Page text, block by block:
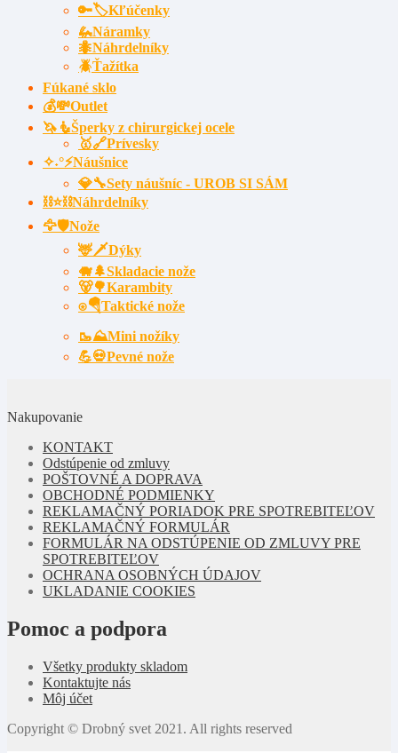
🔑🏷️Kľúčenky
🦗Náramky
🐜Náhrdelníky
🪲Ťažítka
Fúkané sklo
💰💸Outlet
🦄🧜Šperky z chirurgickej ocele
🥇🔗Prívesky
✧˖°⚡Náušnice
💎🔧Sety náušníc - UROB SI SÁM
⛓⭐⛓️Náhrdelníky
🦅🛡️Nože
🦌🗡Dýky
🐗🌲Skladacie nože
🐻🌳Karambity
⍟🪂Taktické nože
🥾⛰️Mini nožíky
💪💀Pevné nože
Nakupovanie
KONTAKT
Odstúpenie od zmluvy
POŠTOVNÉ A DOPRAVA
OBCHODNÉ PODMIENKY
REKLAMAČNÝ PORIADOK PRE SPOTREBITEĽOV
REKLAMAČNÝ FORMULÁR
FORMULÁR NA ODSTÚPENIE OD ZMLUVY PRE
SPOTREBITEĽOV
OCHRANA OSOBNÝCH ÚDAJOV
UKLADANIE COOKIES
Pomoc a podpora
Všetky produkty skladom
Kontaktujte nás
Môj účet
Copyright © Drobný svet 2021. All rights reserved